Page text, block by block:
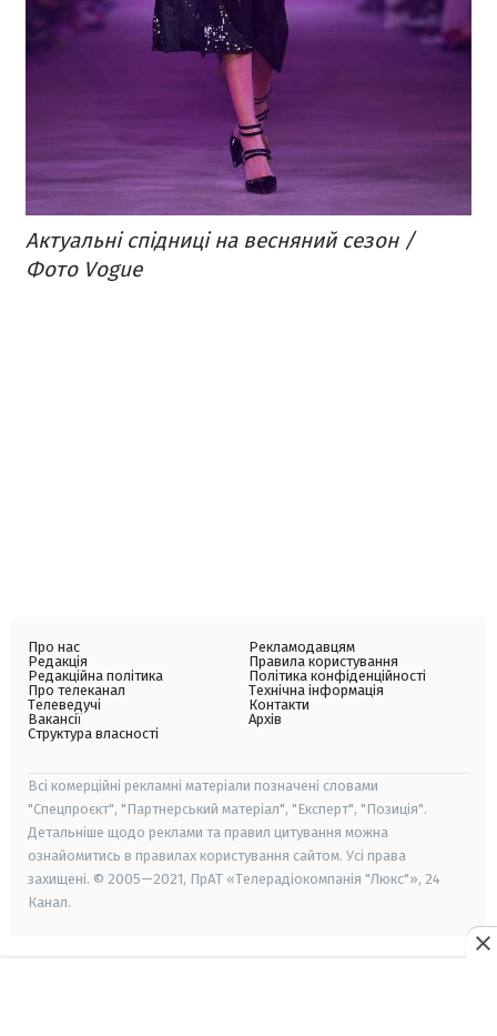
Актуальні спідниці на весняний сезон /
Фото Vogue
Про нас
Редакція
Редакційна політика
Про телеканал
Телеведучі
Вакансії
Структура власності
Рекламодавцям
Правила користування
Політика конфіденційності
Технічна інформація
Контакти
Архів
Всі комерційні рекламні матеріали позначені словами
"Спецпроєкт", "Партнерський матеріал", "Експерт", "Позиція".
Детальніше щодо реклами та правил цитування можна
ознайомитись в правилах користування сайтом. Усі права
захищені. © 2005—2021, ПрАТ «Телерадіокомпанія "Люкс"», 24
Канал.